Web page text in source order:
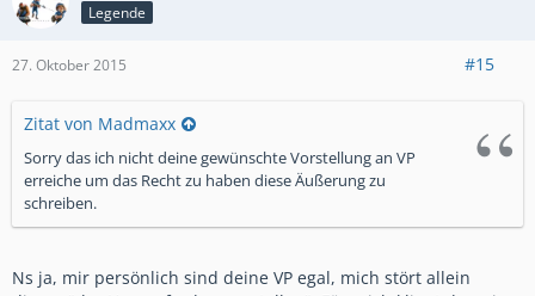
Legende
27. Oktober 2015 #15
Zitat von Madmaxx
Sorry das ich nicht deine gewünschte Vorstellung an VP
erreiche um das Recht zu haben diese Äußerung zu
schreiben.
Ns ja, mir persönlich sind deine VP egal, mich stört allein